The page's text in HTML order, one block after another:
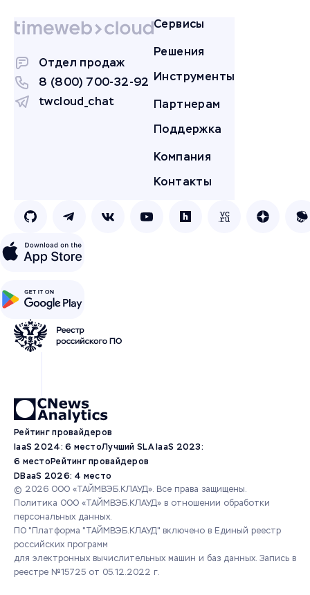
Отдел продаж
8 (800) 700-32-92
twcloud_chat
Сервисы
Решения
Инструменты
Партнерам
Поддержка
Компания
Контакты
Рейтинг провайдеров
IaaS 2024: 6 местоЛучший SLA IaaS 2023:
6 местоРейтинг провайдеров
DBaaS 2026: 4 место
© 2026 ООО «ТАЙМВЭБ.КЛАУД». Все права защищены.
Политика ООО «ТАЙМВЭБ.КЛАУД» в отношении обработки
персональных данных.
ПО "Платформа "ТАЙМВЭБ.КЛАУД" включено в Единый реестр
российских программ
для электронных вычислительных машин и баз данных. Запись в
реестре №15725 от 05.12.2022 г.